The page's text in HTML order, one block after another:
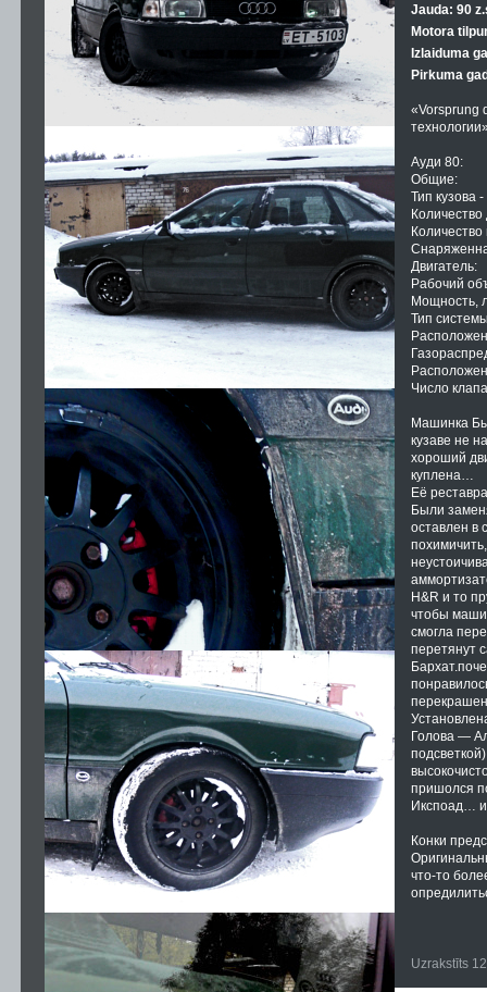
Jauda: 90
Motora
Izlaiduma
Pirkuma
«Vorsprung
Ауди 80:
Общие:
Тип кузова
Количество
Двигатель:
Рабочий
Мощность,
Тип
Число
Машинка
кузаве не
хороший
куплена…
Её
Были
оставлен в
H&R и то
чтобы
смогла
перетянут
Голова —
пришолся
Икспоад…
Конки
что-то
Uzrakstīts